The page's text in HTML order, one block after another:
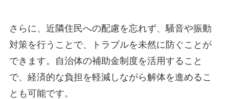
さらに、近隣住民への配慮を忘れず、騒音や振動
対策を行うことで、トラブルを未然に防ぐことが
できます。自治体の補助金制度を活用すること
で、経済的な負担を軽減しながら解体を進めるこ
とも可能です。